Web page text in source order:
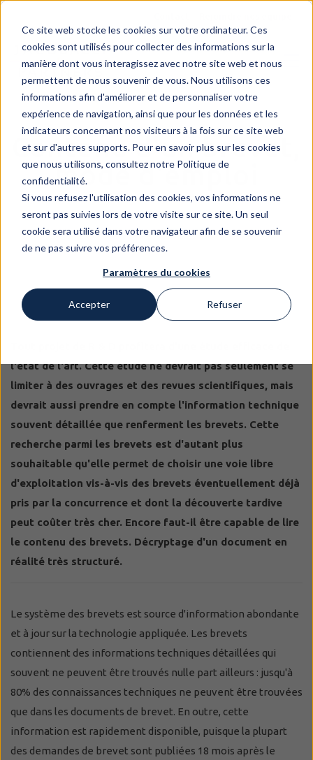
Ce site web stocke les cookies sur votre ordinateur. Ces
cookies sont utilisés pour collecter des informations sur la
manière dont vous interagissez avec notre site web et nous
permettent de nous souvenir de vous. Nous utilisons ces
informations afin d'améliorer et de personnaliser votre
expérience de navigation, ainsi que pour les données et les
indicateurs concernant nos visiteurs à la fois sur ce site web
et sur d'autres supports. Pour en savoir plus sur les cookies
que nous utilisons, consultez notre Politique de
confidentialité.
Si vous refusez l'utilisation des cookies, vos informations ne
seront pas suivies lors de votre visite sur ce site. Un seul
cookie sera utilisé dans votre navigateur afin de se souvenir
de ne pas suivre vos préférences.
Paramètres du cookies
Accepter Refuser
Contenu d'un brevet,
mode d'emploi
l'état de l'art. Cette étude ne devrait pas seulement se
limiter à des ouvrages et des revues scientifiques, mais
devrait aussi prendre en compte l'information technique
souvent détaillée que renferment les brevets. Cette
recherche parmi les brevets est d'autant plus
souhaitable qu'elle permet de choisir une voie libre
d'exploitation vis-à-vis des brevets éventuellement déjà
pris par la concurrence et dont la découverte tardive
peut coûter très cher. Encore faut-il être capable de lire
le contenu des brevets. Décryptage d'un document en
réalité très structuré.
Le système des brevets est source d'information abondante
et à jour sur la technologie appliquée. Les brevets
contiennent des informations techniques détaillées qui
souvent ne peuvent être trouvés nulle part ailleurs : jusqu'à
80% des connaissances techniques ne peuvent être trouvées
que dans les documents de brevet. En outre, cette
information est rapidement disponible, puisque la plupart
des demandes de brevet sont publiées 18 mois après le